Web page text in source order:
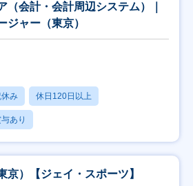
（会計・会計周辺システム）｜
ジャー（東京）
み 休日120日以上
あり
京）【ジェイ・スポーツ】